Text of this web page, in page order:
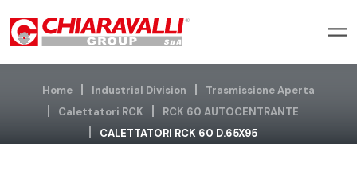
Home Industrial Division
Trasmissione Aperta
Calettatori RCK
RCK 60 AUTOCENTRANTE
CALETTATORI RCK 60 D.65X95